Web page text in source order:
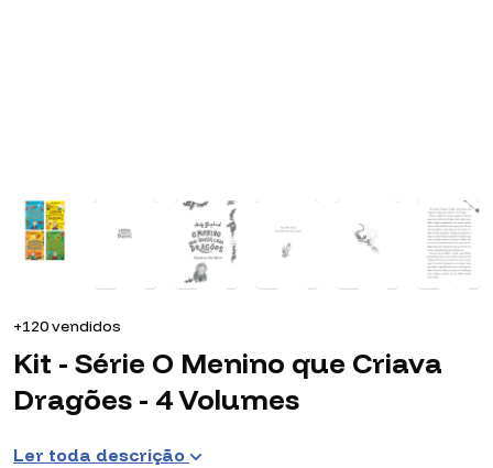
+120 vendidos
Kit - Série O Menino que Criava
Dragões - 4 Volumes
Ler toda descrição